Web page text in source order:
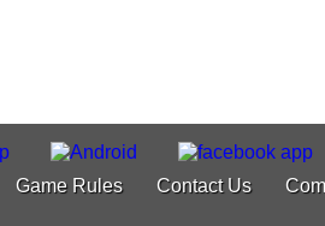
Game Rules Contact Us